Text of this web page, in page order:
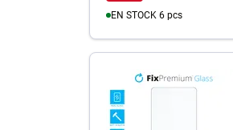
EN STOCK 6 pcs